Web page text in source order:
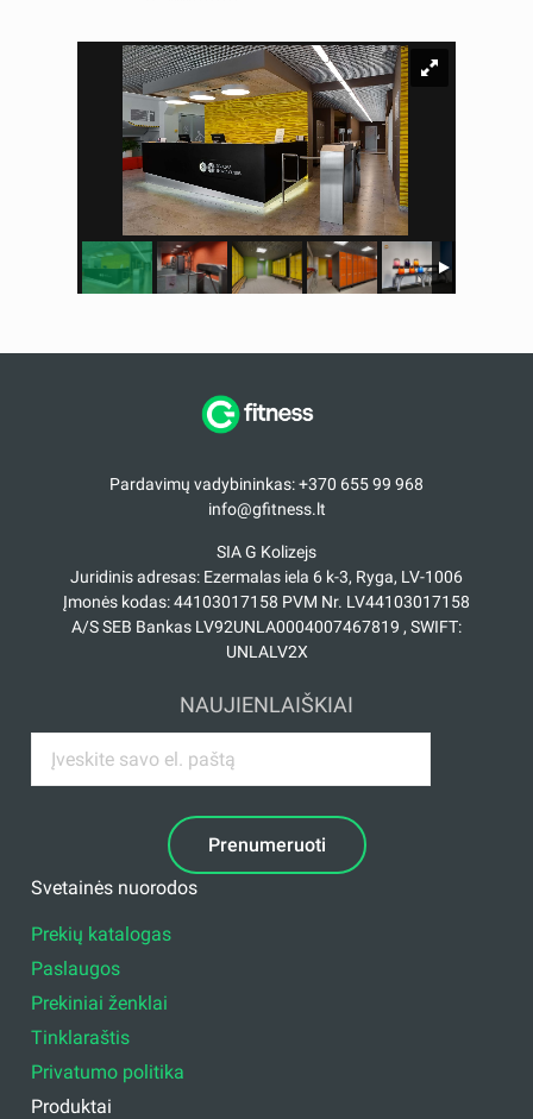
Pardavimų vadybininkas: +370 655 99 968
info@gfitness.lt
SIA G Kolizejs
Juridinis adresas: Ezermalas iela 6 k-3, Ryga, LV-1006
Įmonės kodas: 44103017158 PVM Nr. LV44103017158
A/S SEB Bankas LV92UNLA0004007467819 , SWIFT:
UNLALV2X
NAUJIENLAIŠKIAI
Prenumeruoti
Svetainės nuorodos
Prekių katalogas
Paslaugos
Prekiniai ženklai
Tinklaraštis
Privatumo politika
Produktai